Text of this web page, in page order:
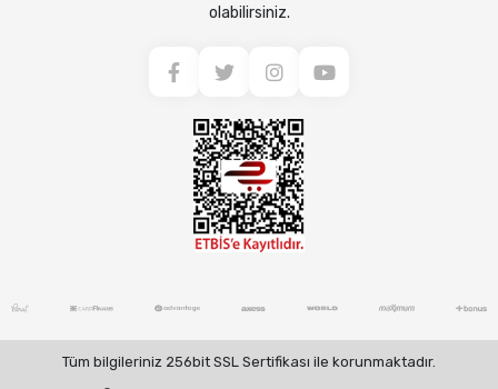
olabilirsiniz.
Tüm bilgileriniz 256bit SSL Sertifikası ile korunmaktadır.